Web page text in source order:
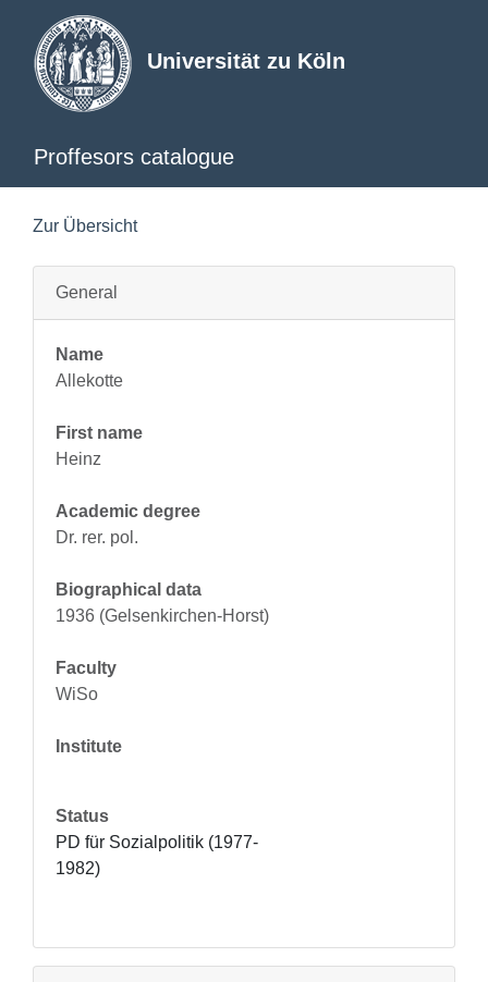
Universität zu Köln
Proffesors catalogue
Zur Übersicht
General
Name
Allekotte
First name
Heinz
Academic degree
Dr. rer. pol.
Biographical data
1936 (Gelsenkirchen-Horst)
Faculty
WiSo
Institute
Status
PD für Sozialpolitik (1977-
1982)